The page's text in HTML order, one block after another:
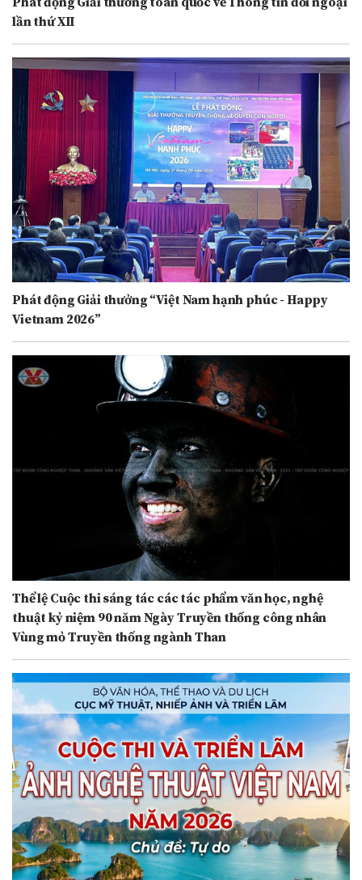
lần thứ XII
Phát động Giải thưởng “Việt Nam hạnh phúc - Happy
Vietnam 2026”
Thể lệ Cuộc thi sáng tác các tác phẩm văn học, nghệ
thuật kỷ niệm 90 năm Ngày Truyền thống công nhân
Vùng mỏ Truyền thống ngành Than